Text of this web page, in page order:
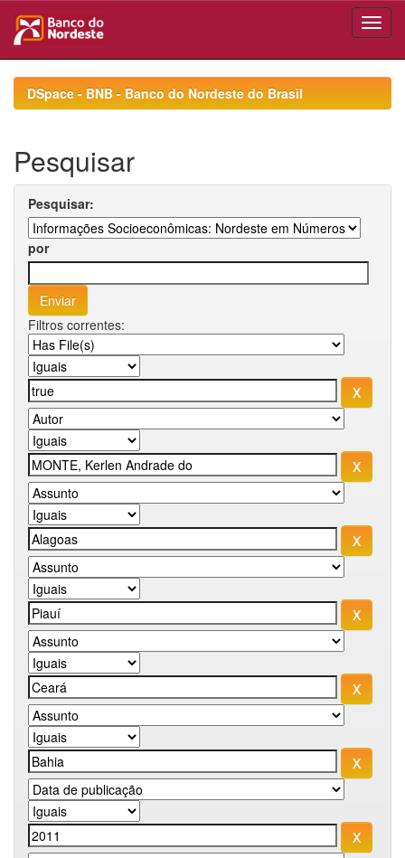
navigationDSpace - BNB - Banco do Nordeste do Brasil
Pesquisar
Pesquisar:
por
Filtros correntes: